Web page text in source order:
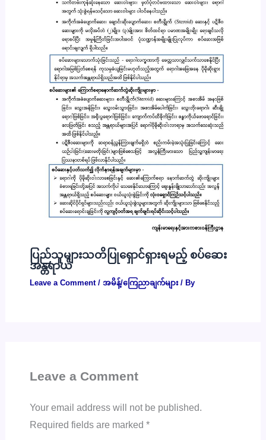
ပြည်သူများသတိပြုရှောင်ရှားရမည့် စပ်ဆေး
အန္တရာယ်
Leave a Comment / အမိန့်/ကြေညာချက်များ/ By
Leave a Comment
Your email address will not be published.
Required fields are marked *